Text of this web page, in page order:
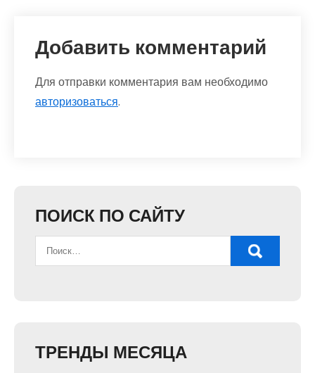
Добавить комментарий
Для отправки комментария вам необходимо
авторизоваться.
ПОИСК ПО САЙТУ
ТРЕНДЫ МЕСЯЦА